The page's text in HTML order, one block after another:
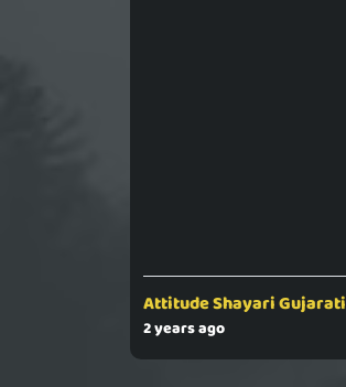
Attitude Shayari Gujarati
2 years ago